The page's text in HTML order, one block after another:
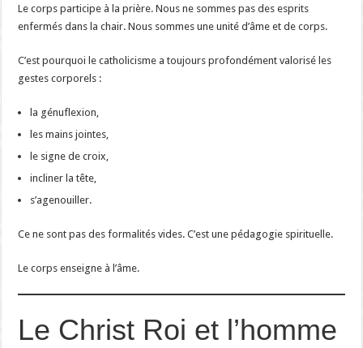
Le corps participe à la prière. Nous ne sommes pas des esprits
enfermés dans la chair. Nous sommes une unité d’âme et de corps.
C’est pourquoi le catholicisme a toujours profondément valorisé les
gestes corporels :
la génuflexion,
les mains jointes,
le signe de croix,
incliner la tête,
s’agenouiller.
Ce ne sont pas des formalités vides. C’est une pédagogie spirituelle.
Le corps enseigne à l’âme.
Le Christ Roi et l’homme